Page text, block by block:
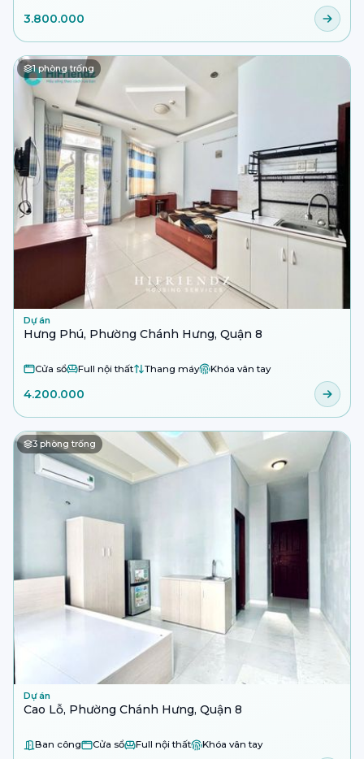
3.800.000
1phòng trống
Dự án
Hưng Phú, Phường Chánh Hưng, Quận 8
Cửa sổ Full nội thất Thang máy Khóa vân tay
4.200.000
3 phòng trống
Dự án
Cao Lỗ, Phường Chánh Hưng, Quận 8
Ban công Cửa sổ Full nội thất Khóa vân tay